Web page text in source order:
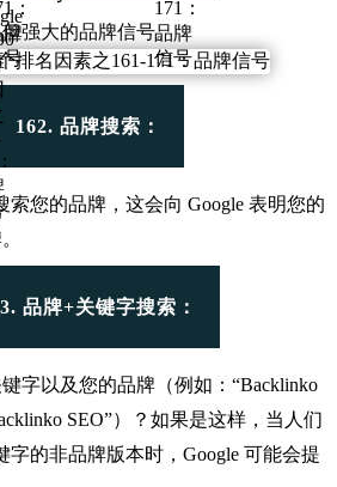
强大的品牌信号。
162. 品牌搜索：
索您的品牌，这会向 Google 表明您的
品牌+关键字搜索：
字以及您的品牌（例如：“Backlinko
SEO”）？如果是这样，当人们
字的非品牌版本时，Google 可能会提